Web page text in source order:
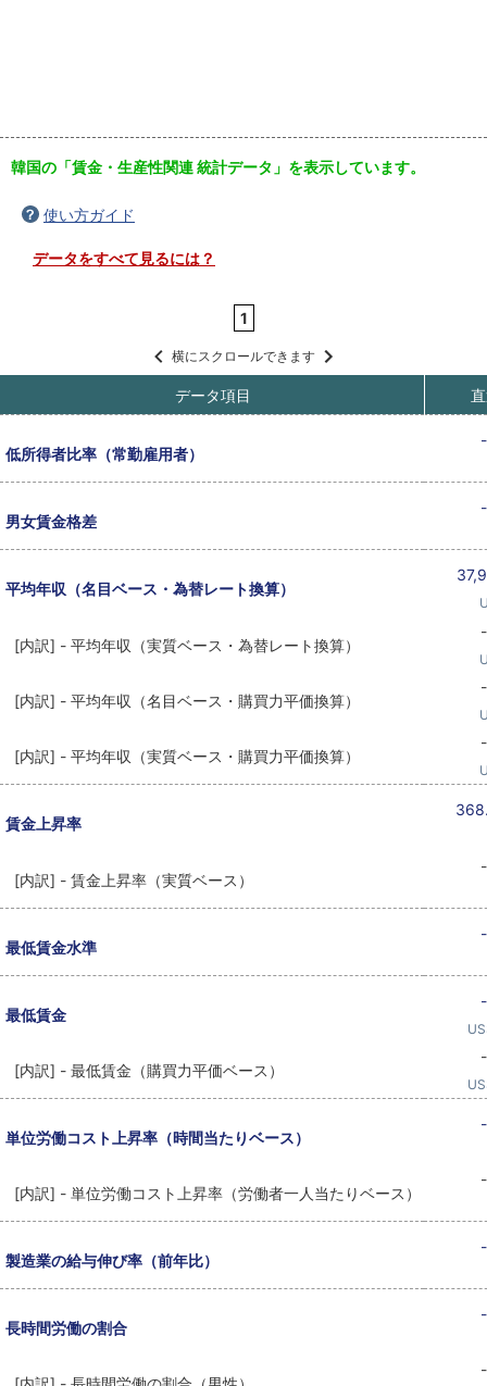
韓国の「賃金・生産性関連 統計データ」を表示しています。
使い方ガイド
データをすべて見るには？
1
横にスクロールできます
データ項目
低所得者比率（常勤雇用者）
男女賃金格差
平均年収（名目ベース・為替レート換算）
[内訳] - 平均年収（実質ベース・為替レート換算）
[内訳] - 平均年収（名目ベース・購買力平価換算）
[内訳] - 平均年収（実質ベース・購買力平価換算）
賃金上昇率
[内訳] - 賃金上昇率（実質ベース）
最低賃金水準
最低賃金
[内訳] - 最低賃金（購買力平価ベース）
単位労働コスト上昇率（時間当たりベース）
[内訳] - 単位労働コスト上昇率（労働者一人当たりベース）
製造業の給与伸び率（前年比）
長時間労働の割合